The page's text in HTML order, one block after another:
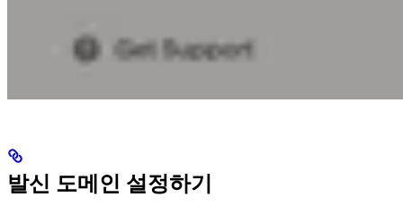
발신 도메인 설정하기